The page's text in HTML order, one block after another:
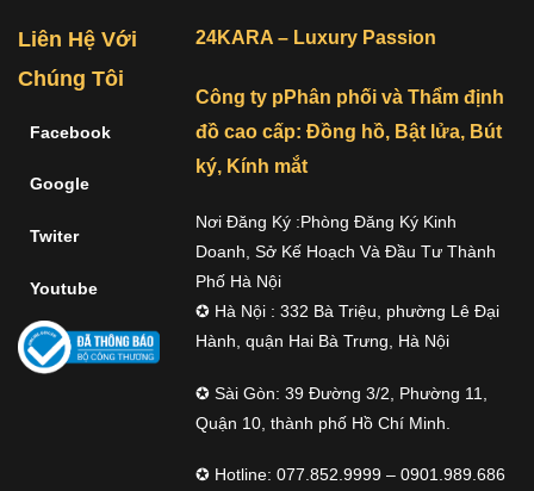
Liên Hệ Với
Chúng Tôi
Facebook
Google
Twiter
Youtube
24KARA – Luxury Passion
Công ty pPhân phối và Thẩm định
đồ cao cấp: Đồng hồ, Bật lửa, Bút
ký, Kính mắt
Nơi Đăng Ký :Phòng Đăng Ký Kinh
Doanh, Sở Kế Hoạch Và Đầu Tư Thành
Phố Hà Nội
✪ Hà Nội : 332 Bà Triệu, phường Lê Đại
Hành, quận Hai Bà Trưng, Hà Nội
✪ Sài Gòn: 39 Đường 3/2, Phường 11,
Quận 10, thành phố Hồ Chí Minh.
✪ Hotline: 077.852.9999 – 0901.989.686